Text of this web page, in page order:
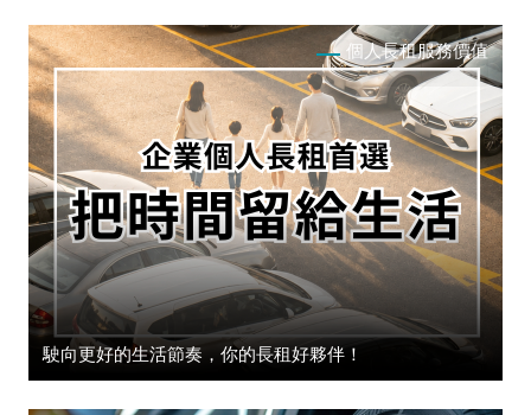
個人長租服務價值
駛向更好的生活節奏，你的長租好夥伴！